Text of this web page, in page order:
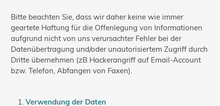
Bitte beachten Sie, dass wir daher keine wie immer
geartete Haftung für die Offenlegung von Informationen
aufgrund nicht von uns verursachter Fehler bei der
Datenübertragung und/oder unautorisiertem Zugriff durch
Dritte übernehmen (zB Hackerangriff auf Email-Account
bzw. Telefon, Abfangen von Faxen).
Verwendung der Daten